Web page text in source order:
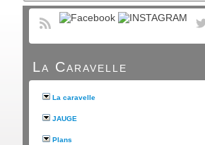
La Caravelle
La caravelle
JAUGE
Plans